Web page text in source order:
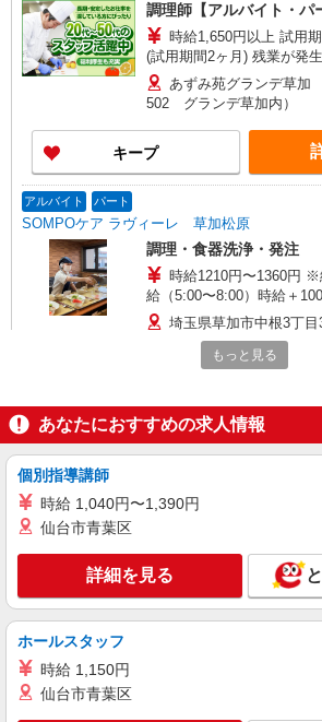
調理師【アルバイト・パ
時給1,650円以上 試用期間中 時給1,650円以上
(試用期間2ヶ月) 残業が発生した場合、残業代を1
分単位で別途支給します。
あずみ苑グランデ草加
502 グランデ草加内）
キープ
アルバイト パート
SOMPOケア ラヴィーレ 草加松原
調理・食器洗浄・発注
時給1210円〜1360円 ※経験
給（5:00〜8:00）時給＋
ましたら、ご相談いただけ
の確認もいたします。 ★
記金額は働きがい向上手
い向上手当※26年6月改定
埼玉県草加市中根3丁目
アルバイト パート
SOMPOケア ラヴィーレ 草加
時給1230円〜1380円 ※経験
給（5:00〜8:00）時給＋
ましたら、ご相談いただ
の確認もいたします。 ★
記金額は働きがい向上手当
い向上手当※26年6月改定
社会保険加入者は更に＋
アルバイト パート
株式会社HITOWA フードサービスカンパニー
福祉施設での調理補助
もっと見る
あなたにおすすめの求人情報
個別指導講師
時給 1,040円〜1,390円
仙台市青葉区
詳細を見る
ホールスタッフ
時給 1,150円
仙台市青葉区